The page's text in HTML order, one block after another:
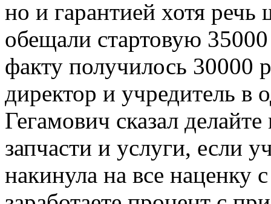
но и гарантией хотя речь
обещали стартовую
факту получилось 30000
директор и учредитель в
Гегамович сказал
запчасти и услуги, если
накинула на все наценку